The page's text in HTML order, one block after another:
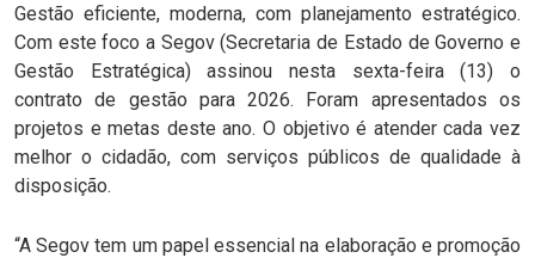
Gestão eficiente, moderna, com planejamento estratégico.
Com este foco a Segov (Secretaria de Estado de Governo e
Gestão Estratégica) assinou nesta sexta-feira (13) o
contrato de gestão para 2026. Foram apresentados os
projetos e metas deste ano. O objetivo é atender cada vez
melhor o cidadão, com serviços públicos de qualidade à
disposição.
“A Segov tem um papel essencial na elaboração e promoção